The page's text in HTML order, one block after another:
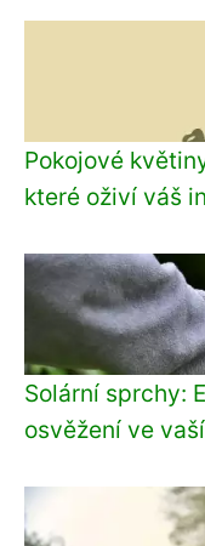
Pokojové
které oživí váš
Solární sprchy:
osvěžení ve